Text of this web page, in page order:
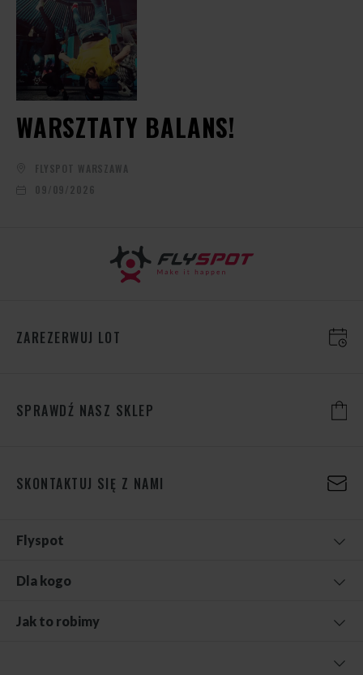
WARSZTATY BALANS!
FLYSPOT WARSZAWA
09/09/2026
ZAREZERWUJ LOT
SPRAWDŹ NASZ SKLEP
SKONTAKTUJ SIĘ Z NAMI
Flyspot
Dla kogo
Jak to robimy